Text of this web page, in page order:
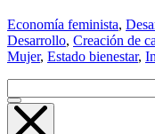
Economía feminista,
Desarrollo, Creación de
Mujer, Estado bienestar,